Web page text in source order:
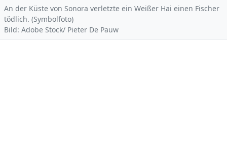
An der Küste von Sonora verletzte ein Weißer Hai einen Fischer
tödlich. (Symbolfoto)
Bild: Adobe Stock/ Pieter De Pauw